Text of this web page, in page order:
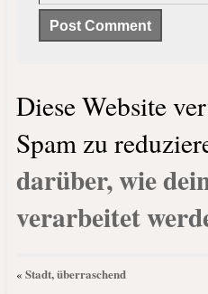
Diese Website
Spam zu
darüber, wie
verarbeitet
« Stadt, überraschend